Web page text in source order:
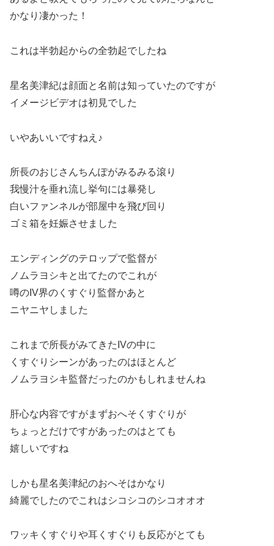
かなり凄かった！
これは半勃起からの全勃起でしたね
星名美津紀は顔面と名前は知っていたのですが
イメージビデオは初見でした
いやあいいですねえ♪
所長のおじさんちんぽがみるみる滾り
我慢汁を垂れ流し挙句には暴発し
白いファンネルが部屋中を飛び回り
ゴミ箱を妊娠させました
エンディングのテロップで監督が
ノムラヨシキと出てたのでこれが
噂のIV界のくすぐり監督かあと
ニヤニヤしました
これまで所長がみてきたIVの中に
くすぐりシーンがあったのはほとんど
ノムラヨシキ監督だったのかもしれませんね
肝心な内容ですがまずおへそくすぐりが
ちょっとだけですがあったのはとても
嬉しいですね
しかも星名美津紀のおへそはかなり
綺麗でしたのでこれはシコシコのシコオオオ
ワッキくすぐりや耳くすぐりも反応がとても